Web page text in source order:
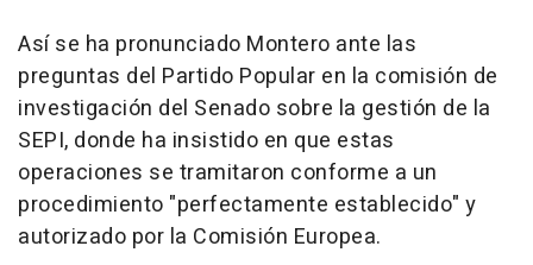
Así se ha pronunciado Montero ante las
preguntas del Partido Popular en la comisión de
investigación del Senado sobre la gestión de la
SEPI, donde ha insistido en que estas
operaciones se tramitaron conforme a un
procedimiento "perfectamente establecido" y
autorizado por la Comisión Europea.